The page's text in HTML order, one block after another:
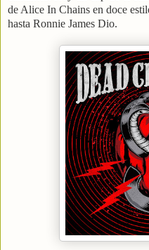
de Alice In Chains en doce
hasta Ronnie James Dio.